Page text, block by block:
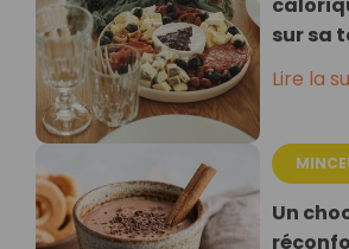
sur sa
Lire la
Un